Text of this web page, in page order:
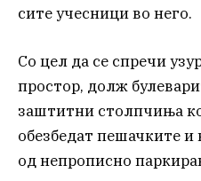
сите учесници во него.
Со цел да се спречи
простор, долж
заштитни столпчиња
обезбедат пешачките
од непрописно